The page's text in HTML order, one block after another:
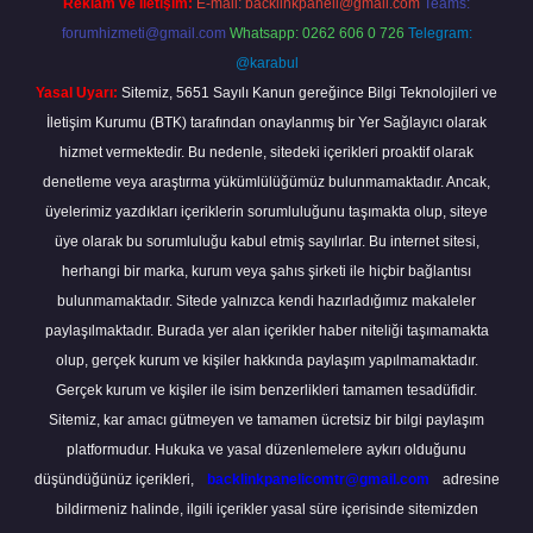
Reklam ve İletişim: E-mail: backlinkpaneli@gmail.com Teams:
forumhizmeti@gmail.com Whatsapp: 0262 606 0 726 Telegram:
@karabul
Yasal Uyarı: Sitemiz, 5651 Sayılı Kanun gereğince Bilgi Teknolojileri ve
İletişim Kurumu (BTK) tarafından onaylanmış bir Yer Sağlayıcı olarak
hizmet vermektedir. Bu nedenle, sitedeki içerikleri proaktif olarak
denetleme veya araştırma yükümlülüğümüz bulunmamaktadır. Ancak,
üyelerimiz yazdıkları içeriklerin sorumluluğunu taşımakta olup, siteye
üye olarak bu sorumluluğu kabul etmiş sayılırlar. Bu internet sitesi,
herhangi bir marka, kurum veya şahıs şirketi ile hiçbir bağlantısı
bulunmamaktadır. Sitede yalnızca kendi hazırladığımız makaleler
paylaşılmaktadır. Burada yer alan içerikler haber niteliği taşımamakta
olup, gerçek kurum ve kişiler hakkında paylaşım yapılmamaktadır.
Gerçek kurum ve kişiler ile isim benzerlikleri tamamen tesadüfidir.
Sitemiz, kar amacı gütmeyen ve tamamen ücretsiz bir bilgi paylaşım
platformudur. Hukuka ve yasal düzenlemelere aykırı olduğunu
düşündüğünüz içerikleri,
backlinkpanelicomtr@gmail.com
adresine
bildirmeniz halinde, ilgili içerikler yasal süre içerisinde sitemizden